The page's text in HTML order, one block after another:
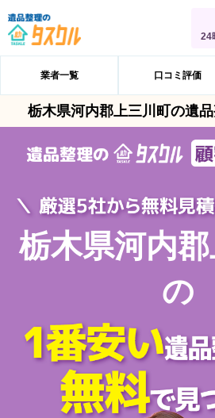
24
業者一覧 口コミ評価
栃木県河内郡上三川町の遺
栃木県河内
の